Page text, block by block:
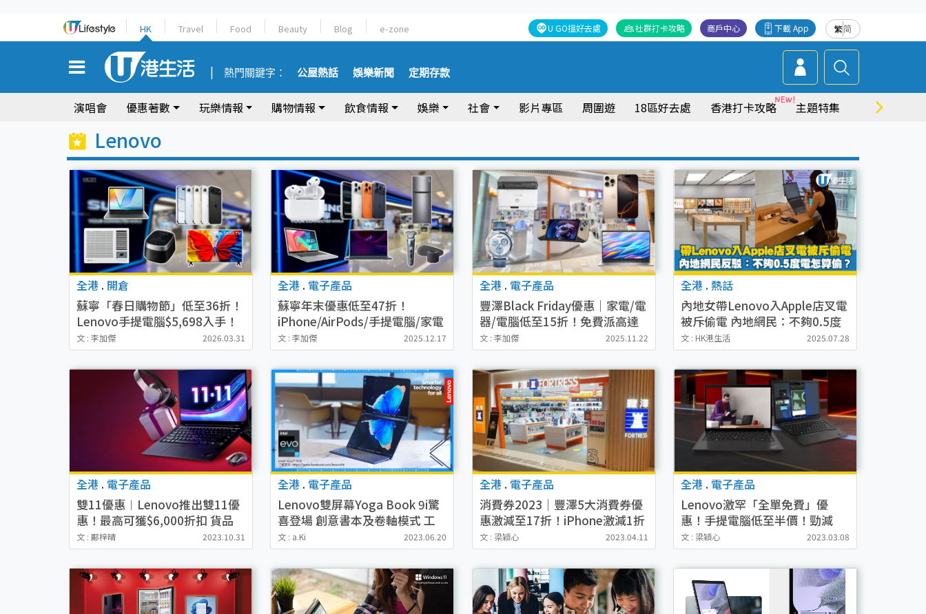
HK Travel Food Beauty Blog e-zone 繁简
下載 App
商戶中心
社群打卡攻略
U GO搵好去處
熱門關鍵字： 公屋熱話 娛樂新聞 定期存款
演唱會 優惠著數 玩樂情報 購物情報 飲食情報 娛樂 社會 影片專區 周圍遊 18區好去處 香港打卡攻略 主題特集 商場情報
Lenovo
全港 . 開倉
蘇寧「春日購物節」低至36折！
Lenovo手提電腦$5,698入手！
補貼高達$4,600
Apple/ASUS/Lenovo
文 : 李加傑 2026.03.31
全港 . 電子產品
蘇寧年末優惠低至47折！
iPhone/AirPods/手提電腦/家電
特價！$2750入手4K QLED電視
文 : 李加傑 2025.12.17
全港 . 電子產品
豐澤Black Friday優惠｜家電/電
器/電腦低至15折！免費派高達
$220優惠券
文 : 李加傑 2025.11.22
全港 .熱話
內地女帶Lenovo入Apple店叉電
被斥偷電 內地網民：不夠0.5度
電怎算偷
文 : HK港生活 2025.07.28
全港 . 電子產品
雙11優惠︱Lenovo推出雙11優
惠！最高可獲$6,000折扣 貨品
低至$11.11！
文 : 鄺梓晴 2023.10.31
全港 . 電子產品
Lenovo雙屏幕Yoga Book 9i驚
喜登場 創意書本及卷軸模式 工
作更快 娛樂更爽
文 : a.Ki 2023.06.20
全港 . 電子產品
消費券2023｜豐澤5大消費券優
惠激減至17折！iPhone激減1折
起！Dyson風筒$368起
文 : 梁穎心 2023.04.11
全港 . 電子產品
Lenovo激罕「全單免費」優
惠！手提電腦低至半價！勁減
$1.2萬！
文 : 梁穎心 2023.03.08